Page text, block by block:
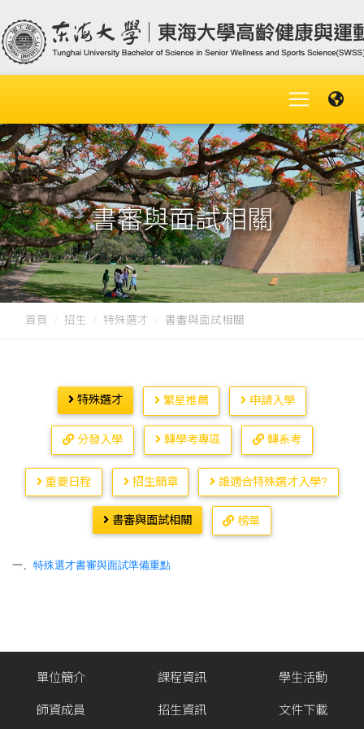
書審與面試相關
首頁 招生 特殊選才 書審與面試相關
特殊選才 繁星推薦 申請入學
分發入學 轉學考專區 轉系考
重要日程 招生簡章 誰適合特殊選才入學?
書審與面試相關 榜單
一、 特殊選才書審與面試準備重點
單位簡介
師資成員
課程資訊
招生資訊
學生活動
文件下載